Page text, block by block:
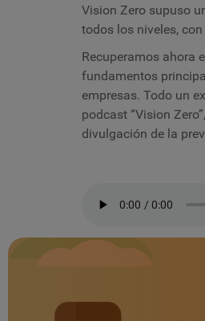
Vision Zero supuso
todos los niveles,
Recuperamos ahora
fundamentos
empresas. Todo un
podcast “Vision
divulgación de la